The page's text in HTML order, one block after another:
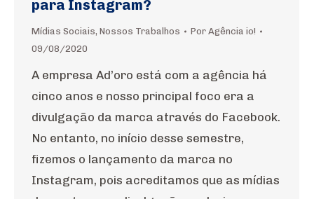
para Instagram?
Mídias Sociais, Nossos Trabalhos Por Agência io!
09/08/2020
A empresa Ad’oro está com a agência há
cinco anos e nosso principal foco era a
divulgação da marca através do Facebook.
No entanto, no início desse semestre,
fizemos o lançamento da marca no
Instagram, pois acreditamos que as mídias